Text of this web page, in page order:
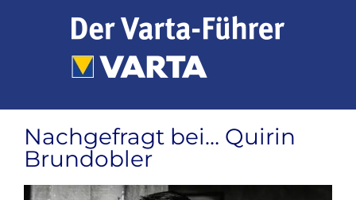
Nachgefragt bei… Quirin
Brundobler